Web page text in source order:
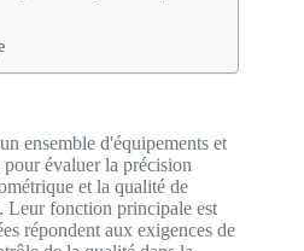
ensemble d'équipements et
pour évaluer la précision
et la qualité de
Leur fonction principale est
répondent aux exigences de